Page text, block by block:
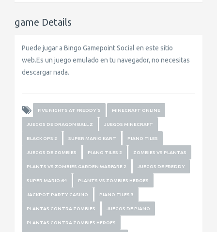
game Details
Puede jugar a Bingo Gamepoint Social en este sitio
web.Es un juego emulado en tu navegador, no necesitas
descargar nada.
FIVE NIGHTS AT FREDDY'S MINECRAFT ONLINE
JUEGOS DE DRAGON BALL Z JUEGOS MINECRAFT
BLACK OPS 2 SUPER MARIO KART PIANO TILES
JUEGOS DE ZOMBIES PIANO TILES 2 ZOMBIES VS PLANTAS
PLANTS VS ZOMBIES GARDEN WARFARE 2 JUEGOS DE FREDDY
SUPER MARIO 64 PLANTS VS ZOMBIES HEROES
JACKPOT PARTY CASINO PIANO TILES 3
PLANTAS CONTRA ZOMBIES JUEGOS DE PIANO
PLANTAS CONTRA ZOMBIES HEROES